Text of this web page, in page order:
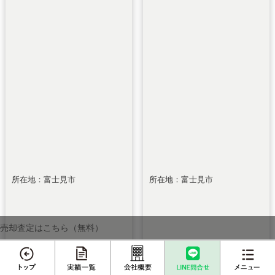
所在地：富士見市 所在地：富士見市
売却査定はこちら（無料）